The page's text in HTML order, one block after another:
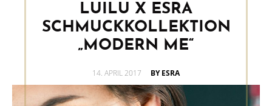
LUILU X ESRA
SCHMUCKKOLLEKTION
„MODERN ME“
POSTED
14. APRIL 2017 BY ESRA